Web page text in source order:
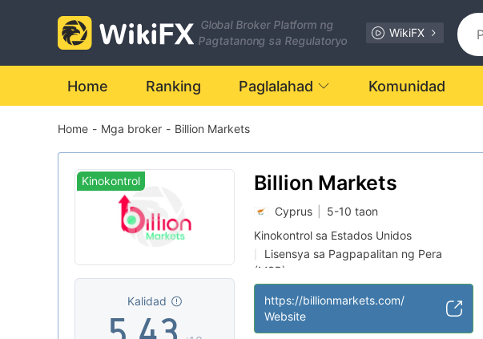
Global Broker Platform ng
Pagtatanong sa Regulatoryo
WikiFX
Home Ranking Paglalahad Komunidad
Home - Mga broker - Billion Markets
Kinokontrol
Kalidad
0
1
2
3
4
0
1
2
3
1
2
Billion Markets
Cyprus
5-10 taon
Kinokontrol sa Estados Unidos
Lisensya sa Pagpapalitan ng Pera
(MSB)
| Kahina-hinalang saklaw ng Negosyo
Katamtamang potensyal na peligro
https://billionmarkets.com/
Website